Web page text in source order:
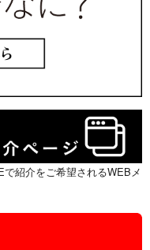
紹介をご希望されるWEBメ